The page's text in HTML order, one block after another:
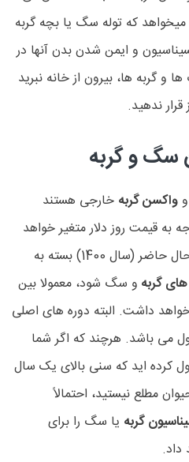
میخواهد که توله سگ یا بچه گربه
و ایمن شدن بدن آنها در
و گربه ها، بیرون از خانه نبرید
ندهید.
سگ و گربه
وواکسن گربه خارجی هستند
قیمت روز دلار متغیر خواهد
بود. هر دوره تزریق واکسن در حال حاضر (سال 1400) بسته به
گربه و سگ شود، معمولا بین
هزینه خواهد داشت. البته دوره های اصلی
می باشد. هرچند که اگر شما
کرده اید که سنی بالای یک سال
مطلع نیستید، احتمالاً
گربه یا سگ را برای
داد.